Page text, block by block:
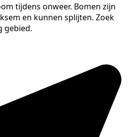
tijdens onweer. Bomen zijn
en kunnen splijten. Zoek
gebied.